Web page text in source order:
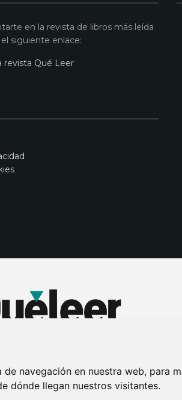
navegación en nuestra web, para
dónde llegan nuestros visitantes.
en la revista de libros más leída
siguiente enlace:
revista Qué Leer
EN LA REVISTA QUÉ LEER SORTEO-